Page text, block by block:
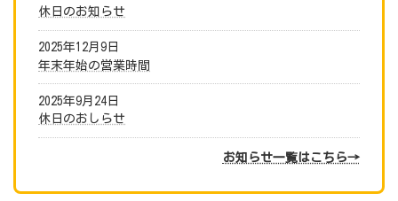
休日のお知らせ
2025年12月9日
年末年始の営業時間
2025年9月24日
休日のおしらせ
お知らせ一覧はこちら→